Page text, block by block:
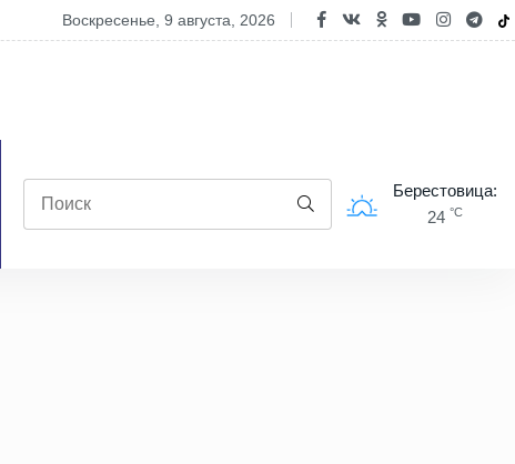
Сколько зарабатывают строители? В Белстате
воскресенье, 9 августа, 2026
Берестовица:
24 °C